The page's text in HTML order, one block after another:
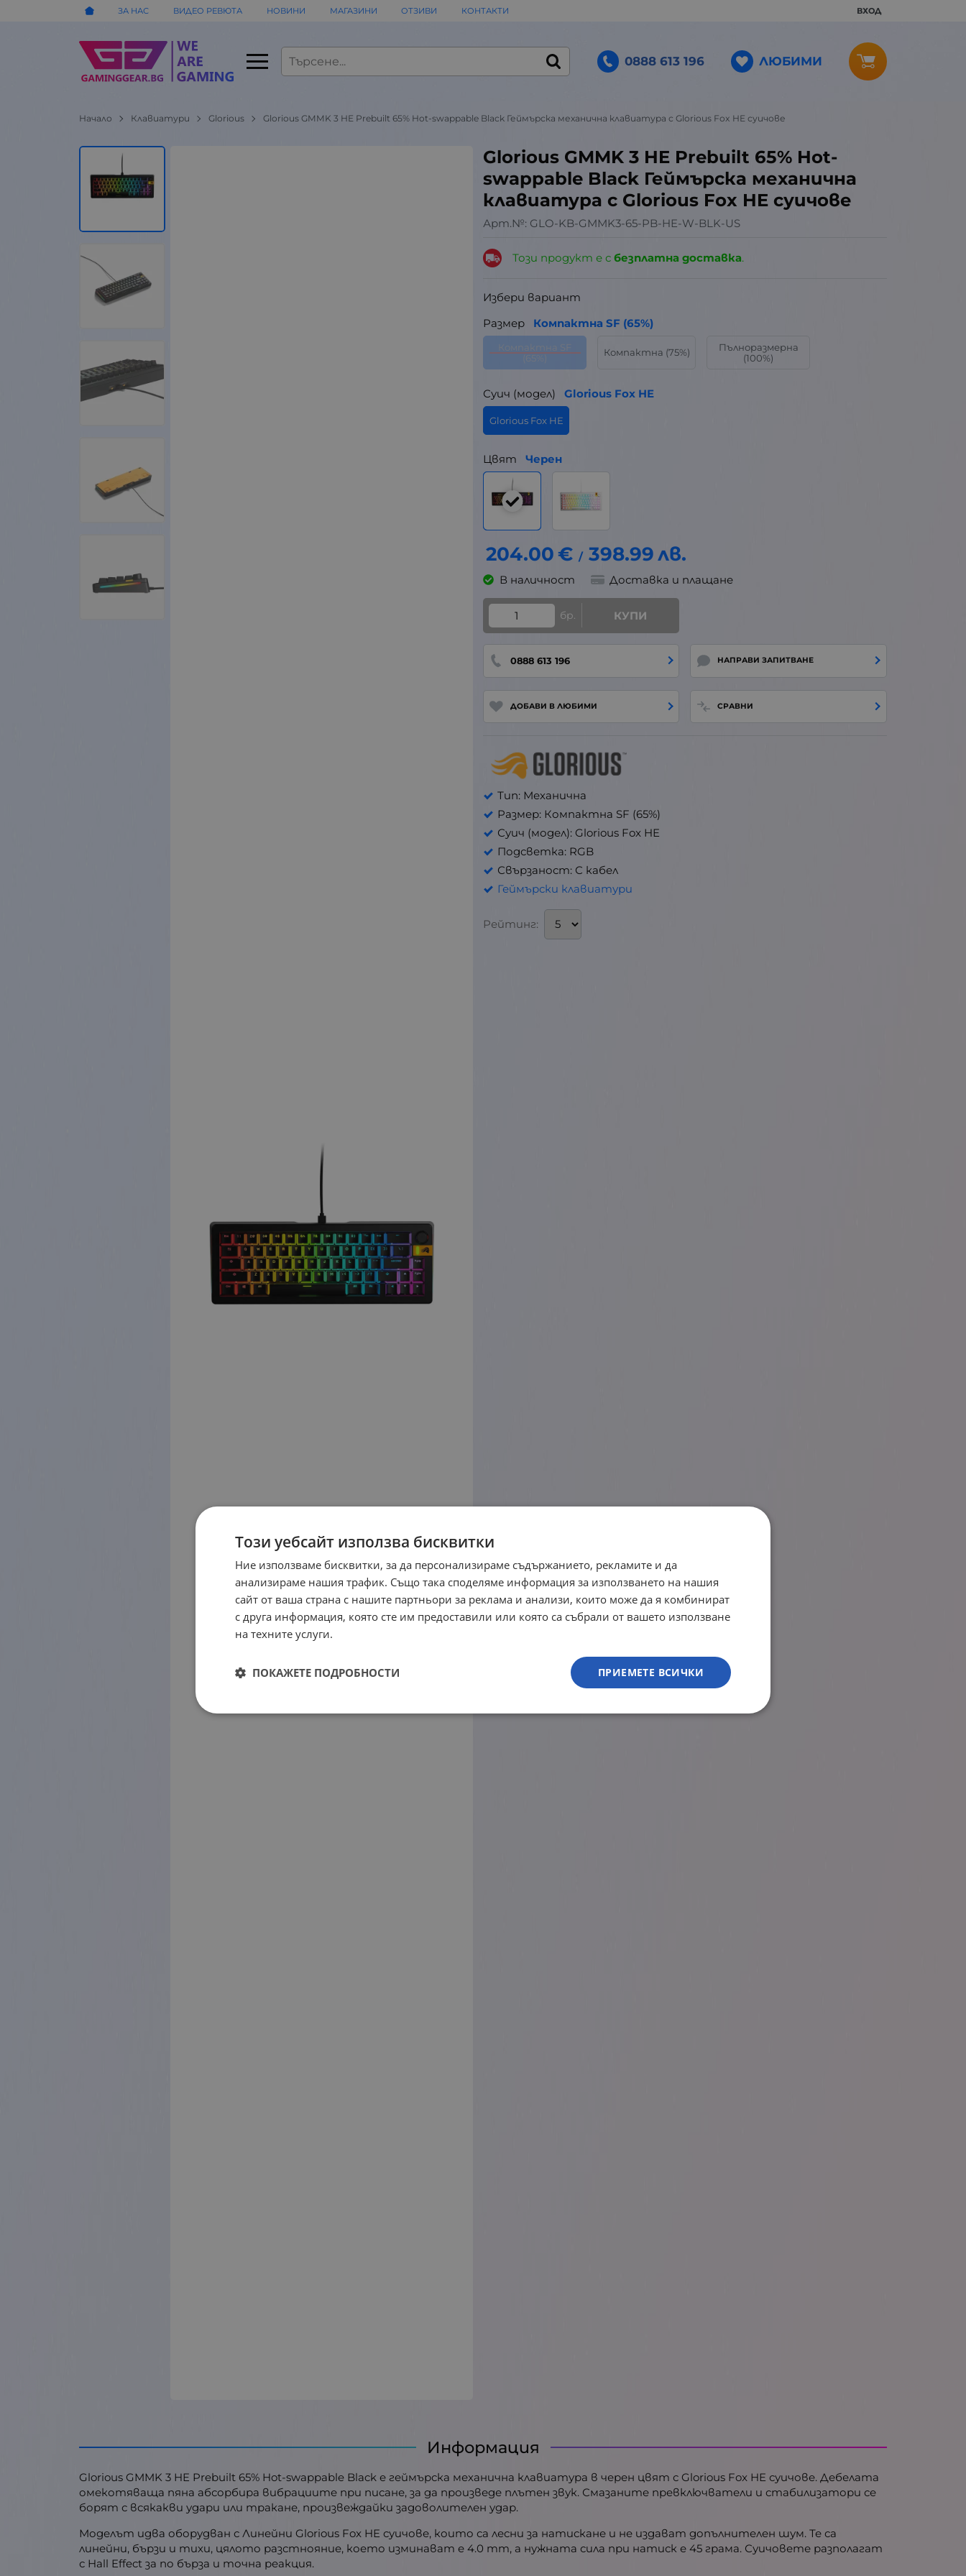
ЗА НАС ВИДЕО РЕВЮТА НОВИНИ МАГАЗИНИ ОТЗИВИ КОНТАКТИ ВХОД
0888 613 196 ЛЮБИМИ
Начало Клавиатури Glorious Glorious GMMK 3 HE Prebuilt 65% Hot-swappable Black Геймърска механична клавиатура с Glorious Fox HE суичове
Glorious GMMK 3 HE Prebuilt 65% Hot-
swappable Black Геймърска механична
клавиатура с Glorious Fox HE суичове
Арт.№: GLO-KB-GMMK3-65-PB-HE-W-BLK-US
Този продукт е сбезплатна доставка.
Избери вариант
Размер
Компактна SF (65%)
Компактна SF
(65%)
Компактна (75%)
Пълноразмерна
(100%)
Суич (модел) Glorious Fox HE
Glorious Fox HE
Цвят Черен
204.00€ / 398.99лв.
В наличност Доставка и плащане
бр. КУПИ
0888 613 196 НАПРАВИ ЗАПИТВАНЕ
ДОБАВИ В ЛЮБИМИ СРАВНИ
Тип: Механична
Размер: Компактна SF (65%)
Суич (модел): Glorious Fox HE
Подсветка: RGB
Свързаност: С кабел
Геймърски клавиатури
Рейтинг:
Информация
Glorious GMMK 3 HE Prebuilt 65% Hot-swappable Black е геймърска механична клавиатура в черен цвят с Glorious Fox HE суичове. Дебелата
омекотяваща пяна абсорбира вибрациите при писане, за да произведе плътен звук. Смазаните превключватели и стабилизатори се
борят с всякакви удари или тракане, произвеждайки задоволителен удар.
Моделът идва оборудван с Линейни Glorious Fox HE суичове, които са лесни за натискане и не издават допълнителен шум. Те са
линейни, бързи и тихи, цялото разстнояние, което изминават е 4.0 mm, а нужната сила при натиск е 45 грама. Суичовете разполагат
с Hall Effect за по бърза и точна реакция.
Този уебсайт използва бисквитки
Ние използваме бисквитки, за да персонализираме съдържанието, рекламите и да
анализираме нашия трафик. Също така споделяме информация за използването на нашия
сайт от ваша страна с нашите партньори за реклама и анализи, които може да я комбинират
с друга информация, която сте им предоставили или която са събрали от вашето използване
на техните услуги.
ПРИЕМЕТЕ ВСИЧКИ
ПОКАЖЕТЕ ПОДРОБНОСТИ